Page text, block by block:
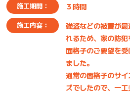
施工期間： ３時間
施工内容：
強盗などの被害が
れるため、家の防犯
面格子のご要望を
ました。
通常の面格子のサ
ズでしたので、一工